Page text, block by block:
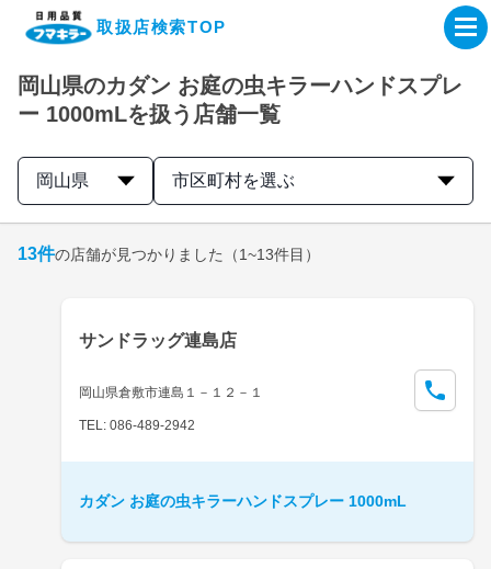
取扱店検索TOP
企業・IR情報サイト
製品情報サイト
取扱店検索はこちら
岡山県のカダン お庭の虫キラーハンドスプレ
ー 1000mLを扱う店舗一覧
岡山県 市区町村を選ぶ
13件の店舗が見つかりました （1~13件目）
サンドラッグ連島店
岡山県倉敷市連島１－１２－１
TEL: 086-489-2942
カダン お庭の虫キラーハンドスプレー 1000mL